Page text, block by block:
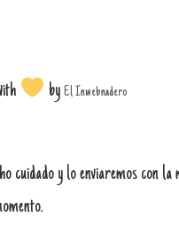
by El Inwebnadero
cuidado y lo enviaremos